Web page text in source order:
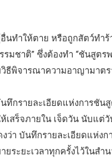
นทำให้ตาย หรือถูกสัตว์ทำ
มชาติ” ซึ่งต้องทำ “ชันสูตร
พิจารณาความอาญามาตร
กรายละเอียดแห่งการชัน
สร็จภายใน เจ็ดวัน นับแต่วั
ว่า บันทึกรายละเอียดแห่ง
ยระยะเวลาทุกครั้งไว้ในส